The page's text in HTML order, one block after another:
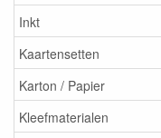
Inkt
Kaartensetten
Karton / Papier
Kleefmaterialen